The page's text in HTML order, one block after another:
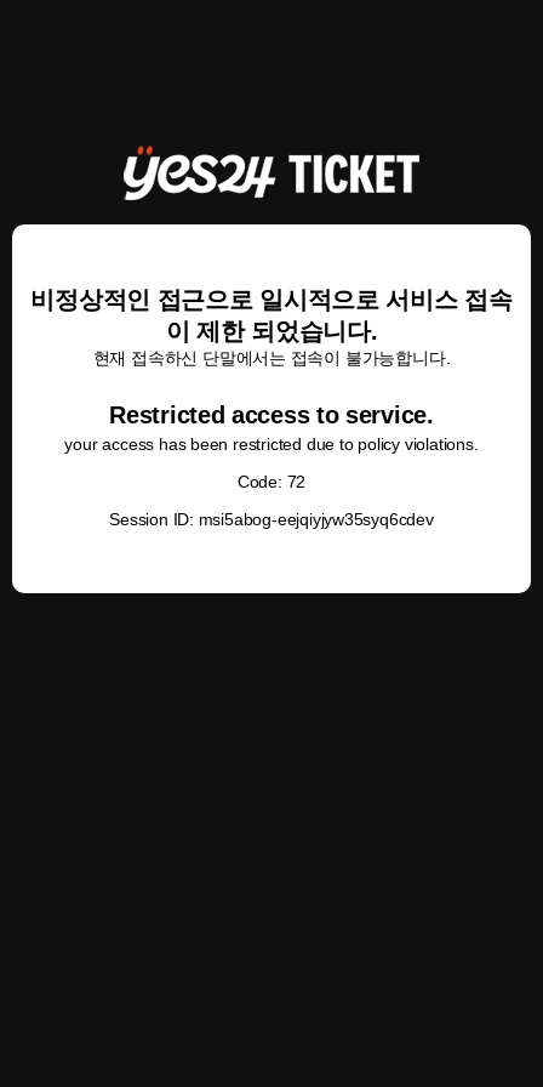
비정상적인 접근으로 일시적으로 서비스 접속
이 제한 되었습니다.
현재 접속하신 단말에서는 접속이 불가능합니다.
Restricted access to service.
your access has been restricted due to policy violations.
Code: 72
Session ID: msi5abog-eejqiyjyw35syq6cdev